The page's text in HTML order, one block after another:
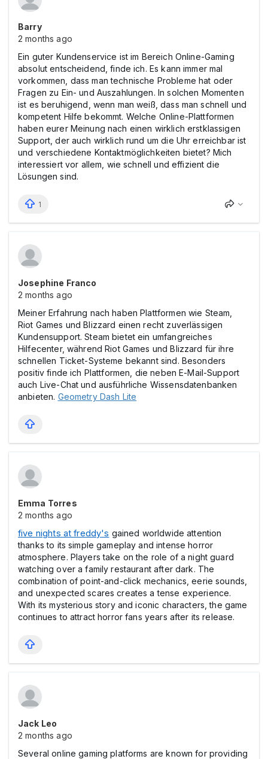
Barry
2 months ago
Ein guter Kundenservice ist im Bereich Online-Gaming
absolut entscheidend, finde ich. Es kann immer mal
vorkommen, dass man technische Probleme hat oder
Fragen zu Ein- und Auszahlungen. In solchen Momenten
ist es beruhigend, wenn man weiß, dass man schnell und
kompetent Hilfe bekommt. Welche Online-Plattformen
haben eurer Meinung nach einen wirklich erstklassigen
Support, der auch wirklich rund um die Uhr erreichbar ist
und verschiedene Kontaktmöglichkeiten bietet? Mich
interessiert vor allem, wie schnell und effizient die
Lösungen sind.
1
Josephine Franco
2 months ago
Meiner Erfahrung nach haben Plattformen wie Steam,
Riot Games und Blizzard einen recht zuverlässigen
Kundensupport. Steam bietet ein umfangreiches
Hilfecenter, während Riot Games und Blizzard für ihre
schnellen Ticket-Systeme bekannt sind. Besonders
positiv finde ich Plattformen, die neben E-Mail-Support
auch Live-Chat und ausführliche Wissensdatenbanken
anbieten. Geometry Dash Lite
Emma Torres
2 months ago
five nights at freddy's gained worldwide attention
thanks to its simple gameplay and intense horror
atmosphere. Players take on the role of a night guard
watching over a family restaurant after dark. The
combination of point-and-click mechanics, eerie sounds,
and unexpected scares creates a tense experience.
With its mysterious story and iconic characters, the game
continues to attract horror fans years after its release.
Jack Leo
2 months ago
Several online gaming platforms are known for providing